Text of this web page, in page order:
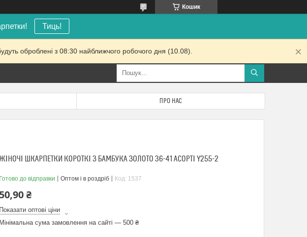
Кошик
Тиць!
оброблені з 08:30 найближчого робочого дня (10.08).
ПРО НАС
ШКАРПЕТКИ КОРОТКІ З БАМБУКА ЗОЛОТО 36-41 АСОРТІ Y255-2
Готово до відправки Оптом і в роздріб Код: 1537
50,90 ₴
Показати оптові ціни
Мінімальна сума замовлення на сайті — 500 ₴